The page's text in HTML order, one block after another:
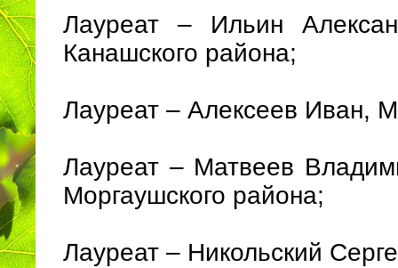
Лауреат – Ильин
Канашского района;
Лауреат – Алексеев Иван,
Лауреат – Матвеев
Моргаушского района;
Лауреат – Никольский